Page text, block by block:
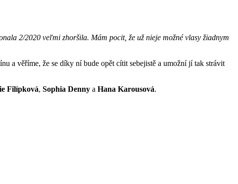
2/2020 veľmi zhoršila. Mám pocit, že už nieje možné vlasy žiadnym
a věříme, že se díky ní bude opět cítit sebejistě a umožní jí tak strávit
Filípková, Sophia Denny a Hana Karousová.